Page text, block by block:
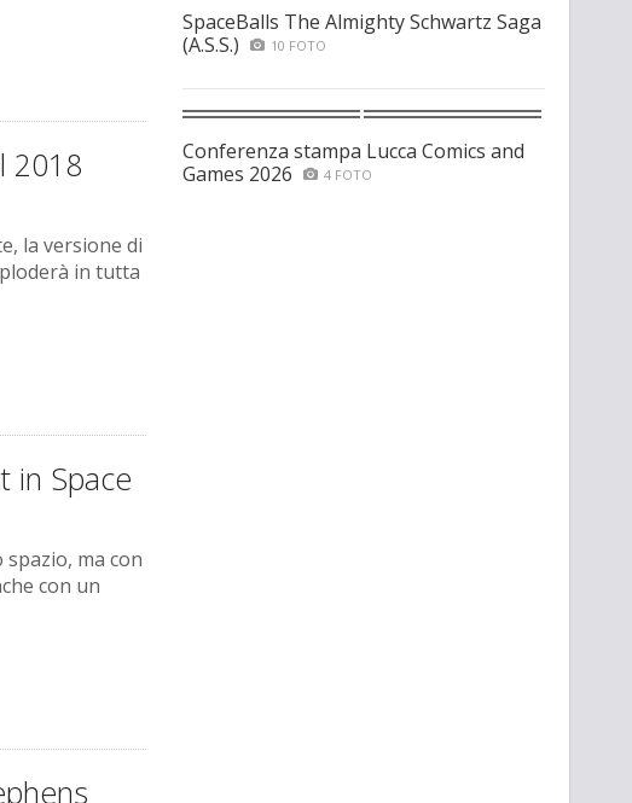
2018
la versione di
in tutta
in Space
ma con
con un
SpaceBalls The Almighty Schwartz Saga
(A.S.S.)
10 FOTO
Conferenza stampa Lucca Comics and
Games 2026
4 FOTO